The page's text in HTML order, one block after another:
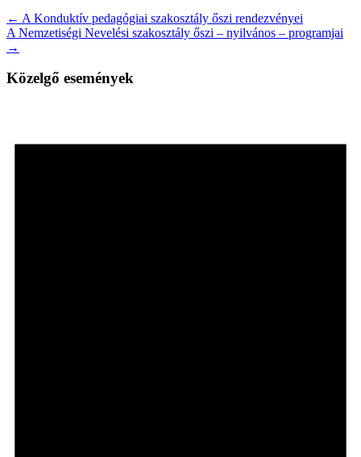
← A Konduktív pedagógiai szakosztály őszi rendezvényei
A Nemzetiségi Nevelési szakosztály őszi – nyilvános – programjai
→
Közelgő események